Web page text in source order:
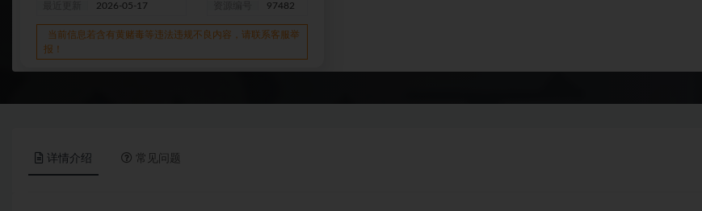
2026-05-17 97482
当前信息若含有黄赌毒等违法违规不良内容，请联系客服举
报！
详情介绍 常见问题